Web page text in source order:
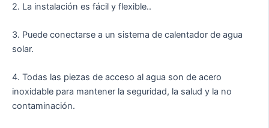
2. La instalación es fácil y flexible..
3. Puede conectarse a un sistema de calentador de agua
solar.
4. Todas las piezas de acceso al agua son de acero
inoxidable para mantener la seguridad, la salud y la no
contaminación.